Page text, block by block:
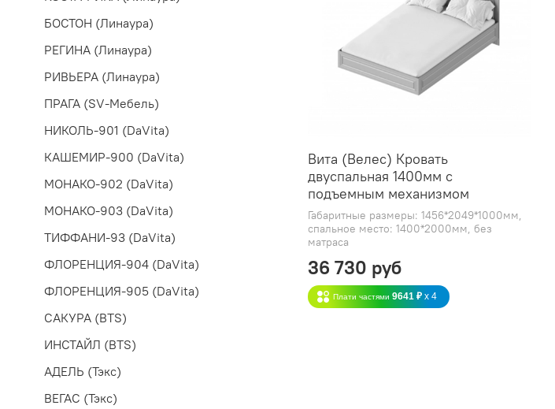
Вита (Велес) Кровать
двуспальная 1400мм с
подъемным механизмом
Габаритные размеры: 1456*2049*1000мм,
спальное место: 1400*2000мм, без
матраса
36 730 руб
Плати частями9641 ₽ x 4
БОСТОН (Линаура)
РЕГИНА (Линаура)
РИВЬЕРА (Линаура)
ПРАГА (SV-Мебель)
НИКОЛЬ-901 (DaVita)
КАШЕМИР-900 (DaVita)
МОНАКО-902 (DaVita)
МОНАКО-903 (DaVita)
ТИФФАНИ-93 (DaVita)
ФЛОРЕНЦИЯ-904 (DaVita)
ФЛОРЕНЦИЯ-905 (DaVita)
САКУРА (BTS)
ИНСТАЙЛ (BTS)
АДЕЛЬ (Тэкс)
ВЕГАС (Тэкс)